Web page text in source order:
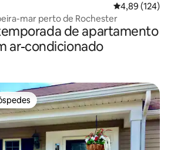
4,89 de uma
4,89 (124)
mar perto de Rochester
de apartamento
ar-condicionado
dos hóspedes